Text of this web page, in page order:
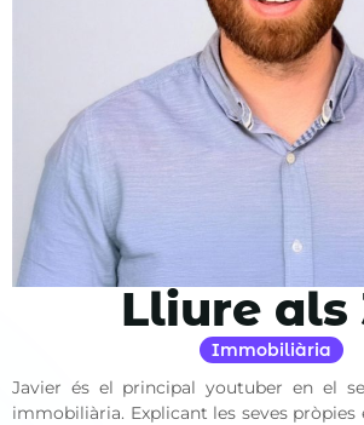
Lliure als
Immobiliària
Javier és el principal youtuber en el
immobiliària. Explicant les seves pròpies